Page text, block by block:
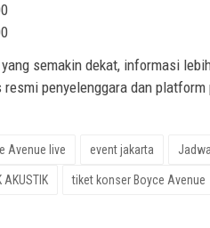
semakin dekat, informasi
penyelenggara dan
Avenue live event jakarta
AKUSTIK tiket konser Boyce Avenue